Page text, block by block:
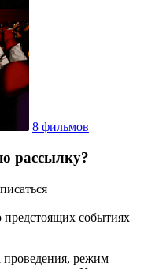
8 фильмов
рассылку?
предстоящих событиях
режим